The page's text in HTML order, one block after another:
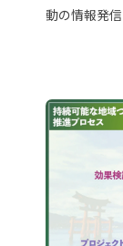
動の情報発信